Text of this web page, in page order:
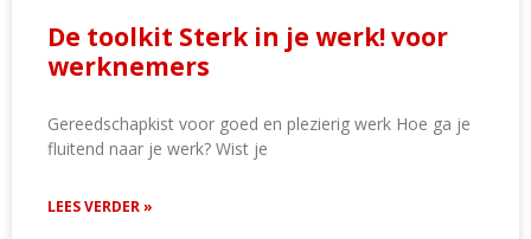
De toolkit Sterk in je werk! voor
werknemers
Gereedschapkist voor goed en plezierig werk Hoe ga je
fluitend naar je werk? Wist je
LEES VERDER »